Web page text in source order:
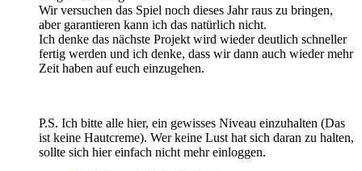
Wir versuchen das Spiel noch dieses Jahr raus zu bringen,
aber garantieren kann ich das natürlich nicht.
Ich denke das nächste Projekt wird wieder deutlich schneller
fertig werden und ich denke, dass wir dann auch wieder mehr
Zeit haben auf euch einzugehen.
P.S. Ich bitte alle hier, ein gewisses Niveau einzuhalten (Das
ist keine Hautcreme). Wer keine Lust hat sich daran zu halten,
sollte sich hier einfach nicht mehr einloggen.